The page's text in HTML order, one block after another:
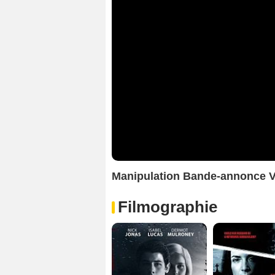
Manipulation Bande-annonce
Filmographie